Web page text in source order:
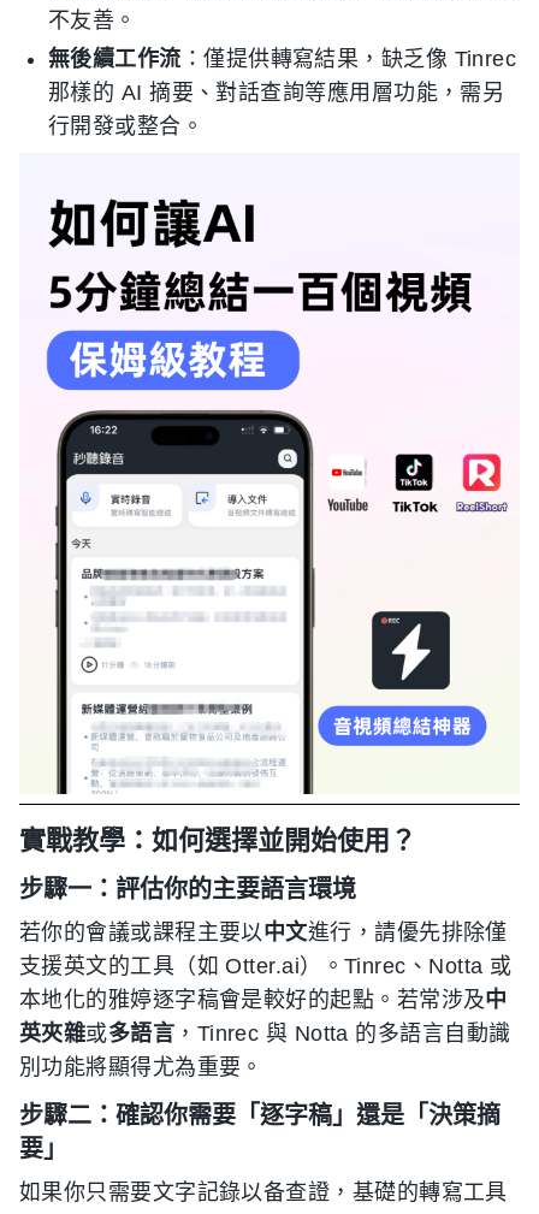
不友善。
無後續工作流 ：僅提供轉寫結果，缺乏像 Tinrec
那樣的 AI 摘要、對話查詢等應用層功能，需另
行開發或整合。
實戰教學：如何選擇並開始使用？
步驟一：評估你的主要語言環境
若你的會議或課程主要以中文進行，請優先排除僅
支援英文的工具（如 Otter.ai）。Tinrec、Notta 或
本地化的雅婷逐字稿會是較好的起點。若常涉及中
英夾雜或多語言 ，Tinrec 與 Notta 的多語言自動識
別功能將顯得尤為重要。
步驟二：確認你需要「逐字稿」還是「決策摘
要」
如果你只需要文字記錄以备查證，基礎的轉寫工具